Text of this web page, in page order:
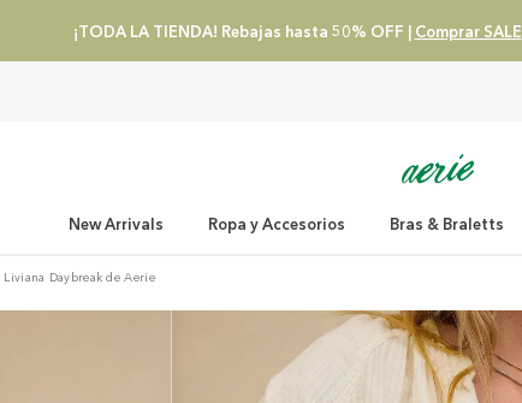
¡TODA LA TIENDA! Rebajas hasta 50% OFF | Comprar SALE
New Arrivals Ropa y Accesorios Bras & Braletts
Daybreak de Aerie